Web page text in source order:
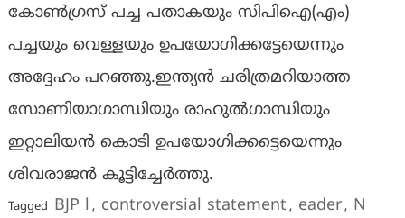
കോണ്‍ഗ്രസ് പച്ച പതാകയും സിപിഐ(എം)
പച്ചയും വെള്ളയും ഉപയോഗിക്കട്ടേയെന്നും
അദ്ദേഹം പറഞ്ഞു.ഇന്ത്യൻ ചരിത്രമറിയാത്ത
സോണിയാഗാന്ധിയും രാഹുൽഗാന്ധിയും
ഇറ്റാലിയൻ കൊടി ഉപയോഗിക്കട്ടെയെന്നും
ശിവരാജൻ കൂട്ടിച്ചേർത്തു.
Tagged BJP l , controversial statement , eader, N